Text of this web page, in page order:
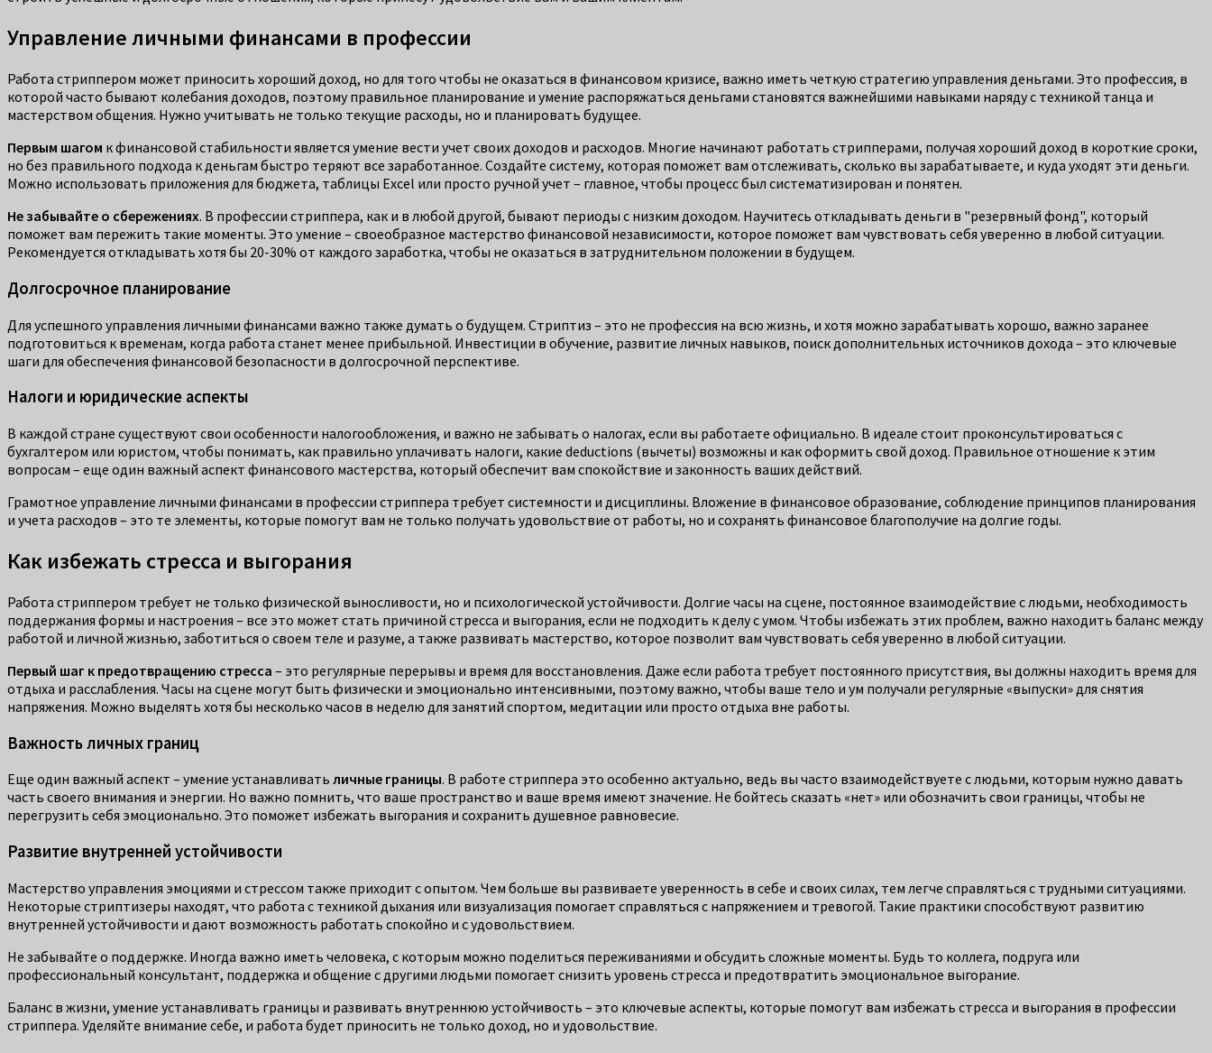
Управление личными финансами в профессии
Работа стриппером может приносить хороший доход, но для того чтобы не оказаться в финансовом кризисе, важно иметь четкую стратегию управления деньгами. Это профессия, в
которой часто бывают колебания доходов, поэтому правильное планирование и умение распоряжаться деньгами становятся важнейшими навыками наряду с техникой танца и
мастерством общения. Нужно учитывать не только текущие расходы, но и планировать будущее.
Первым шагом к финансовой стабильности является умение вести учет своих доходов и расходов. Многие начинают работать стрипперами, получая хороший доход в короткие сроки,
но без правильного подхода к деньгам быстро теряют все заработанное. Создайте систему, которая поможет вам отслеживать, сколько вы зарабатываете, и куда уходят эти деньги.
Можно использовать приложения для бюджета, таблицы Excel или просто ручной учет – главное, чтобы процесс был систематизирован и понятен.
Не забывайте о сбережениях. В профессии стриппера, как и в любой другой, бывают периоды с низким доходом. Научитесь откладывать деньги в "резервный фонд", который
поможет вам пережить такие моменты. Это умение – своеобразное мастерство финансовой независимости, которое поможет вам чувствовать себя уверенно в любой ситуации.
Рекомендуется откладывать хотя бы 20-30% от каждого заработка, чтобы не оказаться в затруднительном положении в будущем.
Долгосрочное планирование
Для успешного управления личными финансами важно также думать о будущем. Стриптиз – это не профессия на всю жизнь, и хотя можно зарабатывать хорошо, важно заранее
подготовиться к временам, когда работа станет менее прибыльной. Инвестиции в обучение, развитие личных навыков, поиск дополнительных источников дохода – это ключевые
шаги для обеспечения финансовой безопасности в долгосрочной перспективе.
Налоги и юридические аспекты
В каждой стране существуют свои особенности налогообложения, и важно не забывать о налогах, если вы работаете официально. В идеале стоит проконсультироваться с
бухгалтером или юристом, чтобы понимать, как правильно уплачивать налоги, какие deductions (вычеты) возможны и как оформить свой доход. Правильное отношение к этим
вопросам – еще один важный аспект финансового мастерства, который обеспечит вам спокойствие и законность ваших действий.
Грамотное управление личными финансами в профессии стриппера требует системности и дисциплины. Вложение в финансовое образование, соблюдение принципов планирования
и учета расходов – это те элементы, которые помогут вам не только получать удовольствие от работы, но и сохранять финансовое благополучие на долгие годы.
Как избежать стресса и выгорания
Работа стриппером требует не только физической выносливости, но и психологической устойчивости. Долгие часы на сцене, постоянное взаимодействие с людьми, необходимость
поддержания формы и настроения – все это может стать причиной стресса и выгорания, если не подходить к делу с умом. Чтобы избежать этих проблем, важно находить баланс между
работой и личной жизнью, заботиться о своем теле и разуме, а также развивать мастерство, которое позволит вам чувствовать себя уверенно в любой ситуации.
Первый шаг к предотвращению стресса – это регулярные перерывы и время для восстановления. Даже если работа требует постоянного присутствия, вы должны находить время для
отдыха и расслабления. Часы на сцене могут быть физически и эмоционально интенсивными, поэтому важно, чтобы ваше тело и ум получали регулярные «выпуски» для снятия
напряжения. Можно выделять хотя бы несколько часов в неделю для занятий спортом, медитации или просто отдыха вне работы.
Важность личных границ
Еще один важный аспект – умение устанавливать личные границы. В работе стриппера это особенно актуально, ведь вы часто взаимодействуете с людьми, которым нужно давать
часть своего внимания и энергии. Но важно помнить, что ваше пространство и ваше время имеют значение. Не бойтесь сказать «нет» или обозначить свои границы, чтобы не
перегрузить себя эмоционально. Это поможет избежать выгорания и сохранить душевное равновесие.
Развитие внутренней устойчивости
Мастерство управления эмоциями и стрессом также приходит с опытом. Чем больше вы развиваете уверенность в себе и своих силах, тем легче справляться с трудными ситуациями.
Некоторые стриптизеры находят, что работа с техникой дыхания или визуализация помогает справляться с напряжением и тревогой. Такие практики способствуют развитию
внутренней устойчивости и дают возможность работать спокойно и с удовольствием.
Не забывайте о поддержке. Иногда важно иметь человека, с которым можно поделиться переживаниями и обсудить сложные моменты. Будь то коллега, подруга или
профессиональный консультант, поддержка и общение с другими людьми помогает снизить уровень стресса и предотвратить эмоциональное выгорание.
Баланс в жизни, умение устанавливать границы и развивать внутреннюю устойчивость – это ключевые аспекты, которые помогут вам избежать стресса и выгорания в профессии
стриппера. Уделяйте внимание себе, и работа будет приносить не только доход, но и удовольствие.